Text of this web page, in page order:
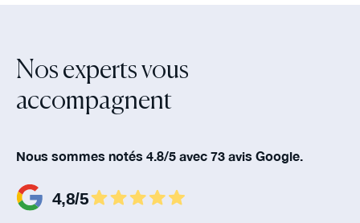
Nos experts vous
accompagnent‍
Nous sommes notés 4.8/5 avec 73 avis Google.